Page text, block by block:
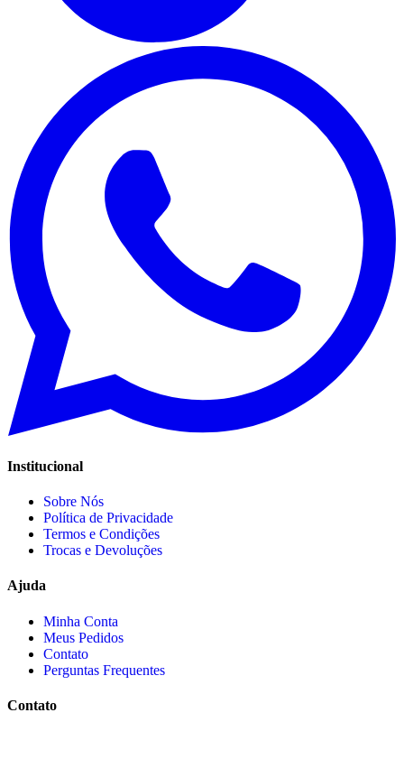
Institucional
Sobre Nós
Política de Privacidade
Termos e Condições
Trocas e Devoluções
Ajuda
Minha Conta
Meus Pedidos
Contato
Perguntas Frequentes
Contato